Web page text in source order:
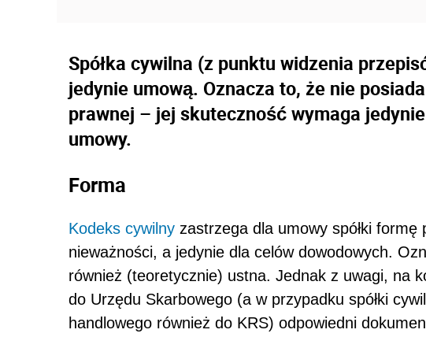
Spółka cywilna (z punktu widzenia
jedynie umową. Oznacza to, że nie
prawnej – jej skuteczność wymaga
umowy.
Forma
Kodeks cywilny zastrzega dla umowy spółki
nieważności, a jedynie dla celów dowodowych.
również (teoretycznie) ustna. Jednak z uwagi, na
do Urzędu Skarbowego (a w przypadku spółki
handlowego również do KRS) odpowiedni